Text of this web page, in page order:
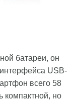
батареи, он
USB-
всего 58
компактной, но